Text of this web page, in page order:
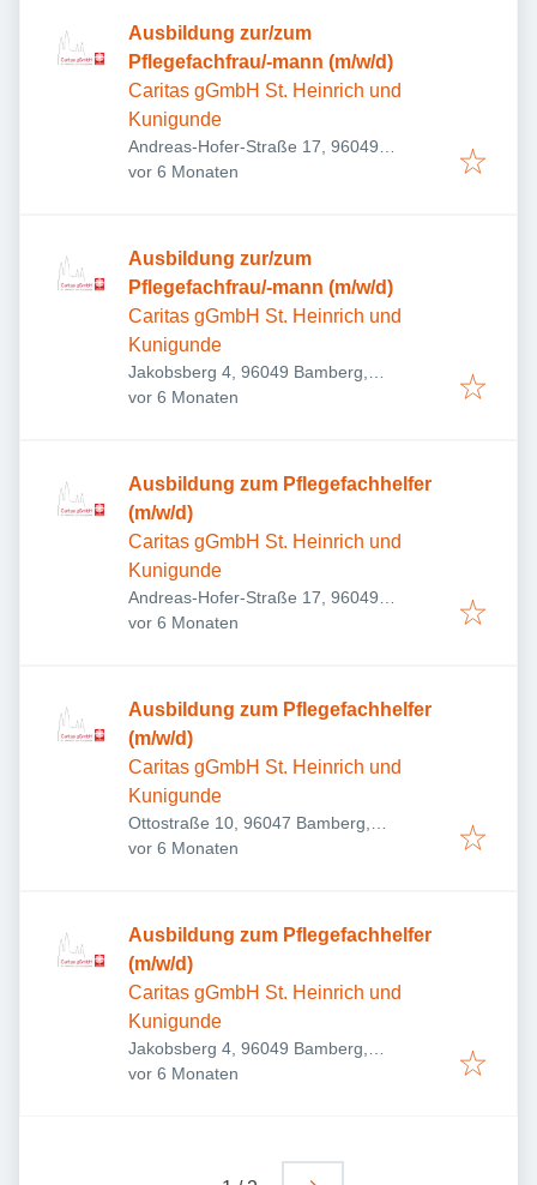
Ausbildung zur/zum
Pflegefachfrau/-mann (m/w/d)
Caritas gGmbH St. Heinrich und
Kunigunde
Andreas-Hofer-Straße 17, 96049
Bamberg, Deutschland
Veröffentlicht:
vor 6 Monaten
Ausbildung zur/zum
Pflegefachfrau/-mann (m/w/d)
Caritas gGmbH St. Heinrich und
Kunigunde
Jakobsberg 4, 96049 Bamberg,
Deutschland
Veröffentlicht:
vor 6 Monaten
Ausbildung zum Pflegefachhelfer
(m/w/d)
Caritas gGmbH St. Heinrich und
Kunigunde
Andreas-Hofer-Straße 17, 96049
Bamberg, Deutschland
Veröffentlicht:
vor 6 Monaten
Ausbildung zum Pflegefachhelfer
(m/w/d)
Caritas gGmbH St. Heinrich und
Kunigunde
Ottostraße 10, 96047 Bamberg,
Deutschland
Veröffentlicht:
vor 6 Monaten
Ausbildung zum Pflegefachhelfer
(m/w/d)
Caritas gGmbH St. Heinrich und
Kunigunde
Jakobsberg 4, 96049 Bamberg,
Deutschland
Veröffentlicht:
vor 6 Monaten